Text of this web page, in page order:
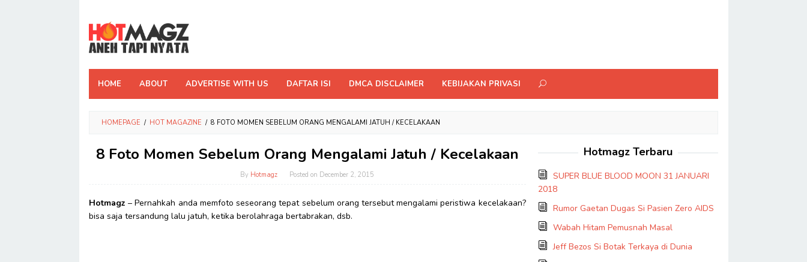
content
HOME ABOUT ADVERTISE WITH US DAFTAR ISI DMCA DISCLAIMER KEBIJAKAN PRIVASI
HOMEPAGE / HOT MAGAZINE / 8 FOTO MOMEN SEBELUM ORANG MENGALAMI JATUH / KECELAKAAN
8 Foto Momen Sebelum Orang Mengalami Jatuh / Kecelakaan
By Hotmagz Posted on December 2, 2015
Hotmagz – Pernahkah anda memfoto seseorang tepat sebelum orang tersebut mengalami peristiwa kecelakaan?
bisa saja tersandung lalu jatuh, ketika berolahraga bertabrakan, dsb.
Hotmagz Terbaru
SUPER BLUE BLOOD MOON 31 JANUARI
2018
Rumor Gaetan Dugas Si Pasien Zero AIDS
Wabah Hitam Pemusnah Masal
Jeff Bezos Si Botak Terkaya di Dunia